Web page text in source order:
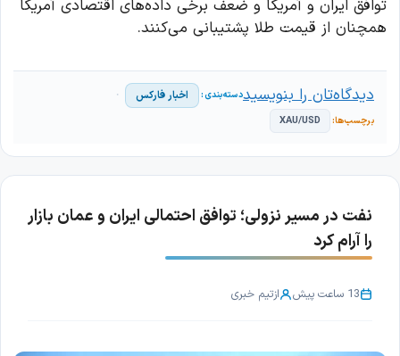
توافق ایران و آمریکا و ضعف برخی داده‌های اقتصادی آمریکا
همچنان از قیمت طلا پشتیبانی می‌کنند.
اخبار فارکس
XAU/USD
دیدگاه‌تان را بنویسید
نفت در مسیر نزولی؛ توافق احتمالی ایران و عمان بازار
را آرام کرد
13 ساعت پیش ازتیم خبری